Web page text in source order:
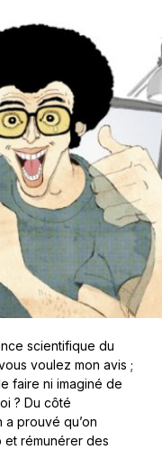
scientifique du
voulez mon avis ;
faire ni imaginé de
? Du côté
a prouvé qu’on
rémunérer des